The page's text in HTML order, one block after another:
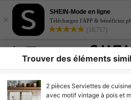
×
SHEIN-Mode en ligne
Téléchargez l'APP & bénéficiez
(18,717)
Trouver des éléments
m'
2 pièces Serviettes de
avec motif vintage à pois et